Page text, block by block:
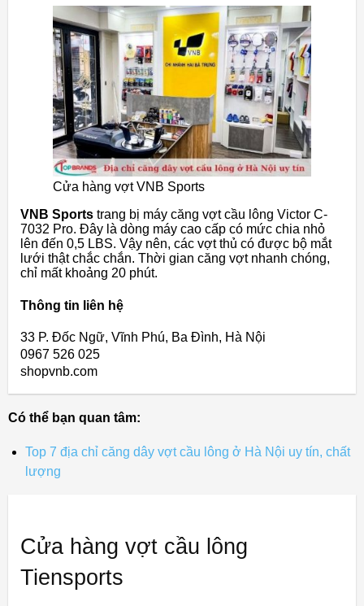
Cửa hàng vợt VNB Sports
VNB Sports trang bị máy căng vợt cầu lông Victor C-
7032 Pro. Đây là dòng máy cao cấp có mức chia nhỏ
lên đến 0,5 LBS. Vậy nên, các vợt thủ có được bộ mắt
lưới thật chắc chắn. Thời gian căng vợt nhanh chóng,
chỉ mất khoảng 20 phút.
Thông tin liên hệ
33 P. Đốc Ngữ, Vĩnh Phú, Ba Đình, Hà Nội
0967 526 025
shopvnb.com
Có thể bạn quan tâm:
Top 7 địa chỉ căng dây vợt cầu lông ở Hà Nội uy tín, chất
lượng
Cửa hàng vợt cầu lông
Tiensports